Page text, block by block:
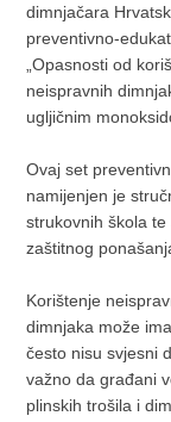
dimnjačara
preventivno-
„Opasnosti od
neispravnih
ugljičnim
Ovaj set
namijenjen je
strukovnih škola
zaštitnog
Korištenje
dimnjaka može
često nisu svjesni
važno da građani
plinskih trošila i